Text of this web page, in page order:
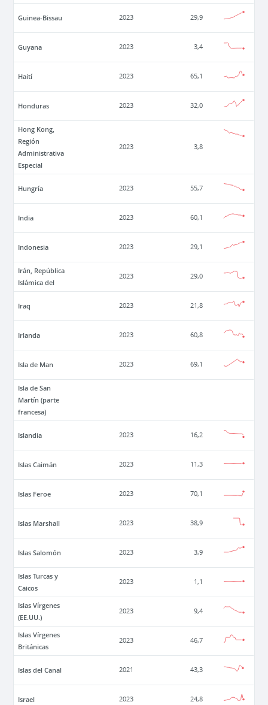
Guinea-Bissau 2023 29,9
Guyana 2023 3,4
Haití 2023 65,1
Honduras 2023 32,0
Hong Kong,
Región
Administrativa
Especial
2023 3,8
Hungría 2023 55,7
India 2023 60,1
Indonesia 2023 29,1
Irán, República
Islámica del
2023 29,0
Iraq 2023 21,8
Irlanda 2023 60,8
Isla de Man 2023 69,1
Isla de San
Martín (parte
francesa)
Islandia 2023 16,2
Islas Caimán 2023 11,3
Islas Feroe 2023 70,1
Islas Marshall 2023 38,9
Islas Salomón 2023 3,9
Islas Turcas y
Caicos
2023 1,1
Islas Vírgenes
(EE.UU.)
2023 9,4
Islas Vírgenes
Británicas
2023 46,7
Islas del Canal 2021 43,3
Israel 2023 24,8